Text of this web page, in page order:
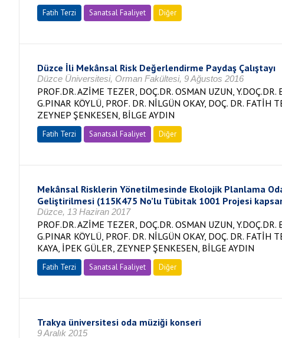
Fatih Terzi Sanatsal Faaliyet Diğer
Düzce İli Mekânsal Risk Değerlendirme Paydaş Çalıştayı
Düzce Üniversitesi, Orman Fakültesi, 9 Ağustos 2016
PROF.DR. AZİME TEZER, DOÇ.DR. OSMAN UZUN, Y.DOÇ.DR.
G.PINAR KÖYLÜ, PROF. DR. NİLGÜN OKAY, DOÇ. DR. FATİH
ZEYNEP ŞENKESEN, BİLGE AYDIN
Fatih Terzi Sanatsal Faaliyet Diğer
Mekânsal Risklerin Yönetilmesinde Ekolojik Planlama
Geliştirilmesi (115K475 No’lu Tübitak 1001 Projesi
Düzce, 13 Haziran 2017
PROF.DR. AZİME TEZER, DOÇ.DR. OSMAN UZUN, Y.DOÇ.DR.
G.PINAR KÖYLÜ, PROF. DR. NİLGÜN OKAY, DOÇ. DR. FATİH
KAYA, İPEK GÜLER, ZEYNEP ŞENKESEN, BİLGE AYDIN
Fatih Terzi Sanatsal Faaliyet Diğer
Trakya üniversitesi oda müziği konseri
9 Aralık 2015